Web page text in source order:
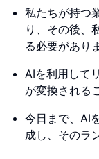
私たちが持つ
り、その後、
る必要があり
AIを利用して
が変換される
今日まで、AI
成し、そのラ